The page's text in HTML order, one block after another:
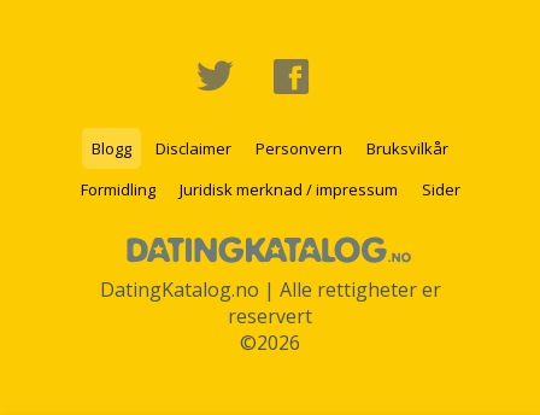
Blogg Disclaimer Personvern
Bruksvilkår
Formidling
Juridisk merknad / impressum Sider
DatingKatalog.no | Alle rettigheter er
reservert
©2026